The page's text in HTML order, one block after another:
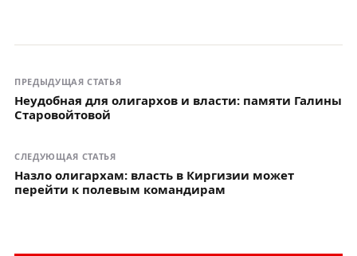
ПРЕДЫДУЩАЯ СТАТЬЯ
Неудобная для олигархов и власти: памяти Галины
Старовойтовой
СЛЕДУЮЩАЯ СТАТЬЯ
Назло олигархам: власть в Киргизии может
перейти к полевым командирам